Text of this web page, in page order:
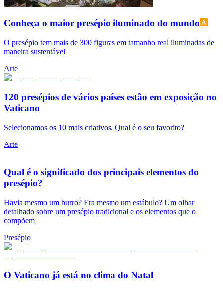
Conheça o maior presépio iluminado do mundo
O presépio tem mais de 300 figuras em tamanho real iluminadas de
maneira sustentável
Arte
120 presépios de vários países estão em exposição no
Vaticano
Selecionamos os 10 mais criativos. Qual é o seu favorito?
Arte
Qual é o significado dos principais elementos do
presépio?
Havia mesmo um burro? Era mesmo um estábulo? Um olhar
detalhado sobre um presépio tradicional e os elementos que o
compõem
Presépio
O Vaticano já está no clima do Natal